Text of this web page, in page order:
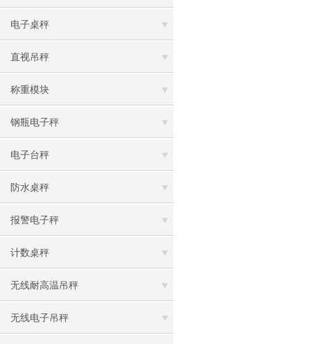
电子桌秤
直视吊秤
称重模块
钢瓶电子秤
电子台秤
防水桌秤
报警电子秤
计数桌秤
无线耐高温吊秤
无线电子吊秤